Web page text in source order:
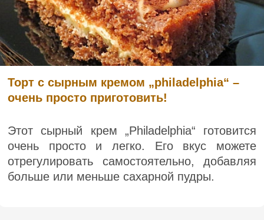
Торт с сырным кремом „philadelphia“ –
очень просто приготовить!
Этот сырный крем „Philadelphia“ готовится
очень просто и легко. Его вкус можете
отрегулировать самостоятельно, добавляя
больше или меньше сахарной пудры.